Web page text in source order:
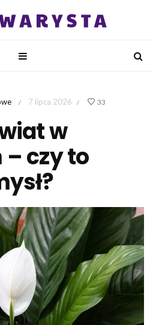
/ 7 lipca 2026 / 33
w
czy to